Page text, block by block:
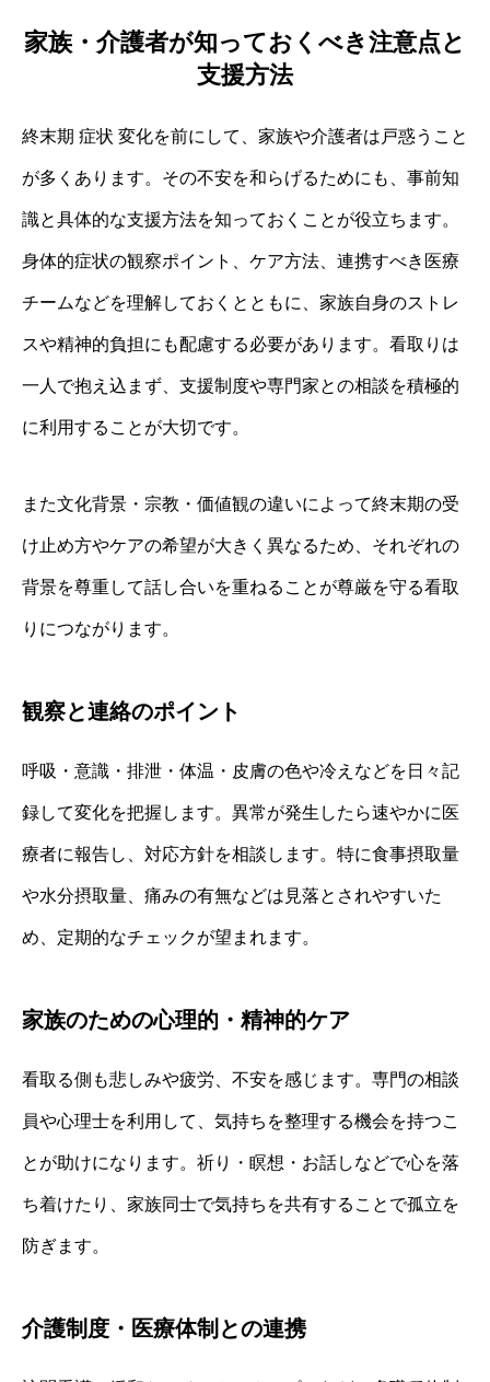
家族・介護者が知っておくべき注意点と
支援方法
終末期 症状 変化を前にして、家族や介護者は戸惑うこと
が多くあります。その不安を和らげるためにも、事前知
識と具体的な支援方法を知っておくことが役立ちます。
身体的症状の観察ポイント、ケア方法、連携すべき医療
チームなどを理解しておくとともに、家族自身のストレ
スや精神的負担にも配慮する必要があります。看取りは
一人で抱え込まず、支援制度や専門家との相談を積極的
に利用することが大切です。
また文化背景・宗教・価値観の違いによって終末期の受
け止め方やケアの希望が大きく異なるため、それぞれの
背景を尊重して話し合いを重ねることが尊厳を守る看取
りにつながります。
観察と連絡のポイント
呼吸・意識・排泄・体温・皮膚の色や冷えなどを日々記
録して変化を把握します。異常が発生したら速やかに医
療者に報告し、対応方針を相談します。特に食事摂取量
や水分摂取量、痛みの有無などは見落とされやすいた
め、定期的なチェックが望まれます。
家族のための心理的・精神的ケア
看取る側も悲しみや疲労、不安を感じます。専門の相談
員や心理士を利用して、気持ちを整理する機会を持つこ
とが助けになります。祈り・瞑想・お話しなどで心を落
ち着けたり、家族同士で気持ちを共有することで孤立を
防ぎます。
介護制度・医療体制との連携